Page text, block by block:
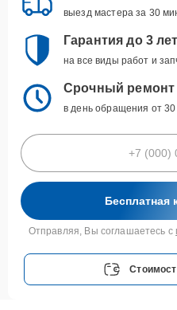
выезд мастера за 30
Гарантия до 3 лет
на все виды работ и
Срочный ремонт
в день обращения от
Бесплатная
Отправляя, Вы соглашаетесь с